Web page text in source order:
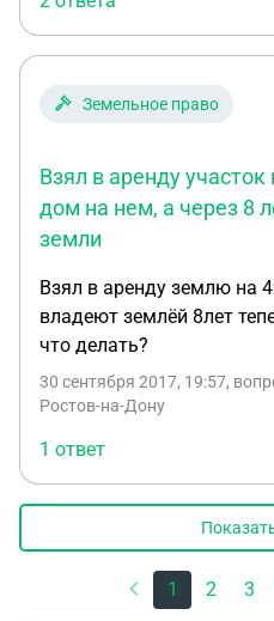
Земельное право
Взял в аренду участок
дом на нем, а через 8
земли
Взял в аренду землю на
владеют землёй 8лет
что делать?
30 сентября 2017, 19:57,
Ростов-на-Дону
1 ответ
1 2 3